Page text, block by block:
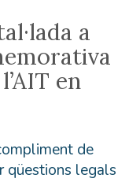
a
en
de
qüestions legals